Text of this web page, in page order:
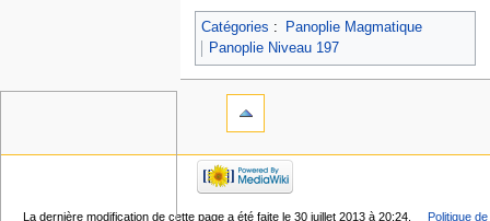
Catégories :
Panoplie Magmatique
Panoplie Niveau 197
La dernière modification de cette page a été faite le 30 juillet 2013 à 20:24.
Politique de